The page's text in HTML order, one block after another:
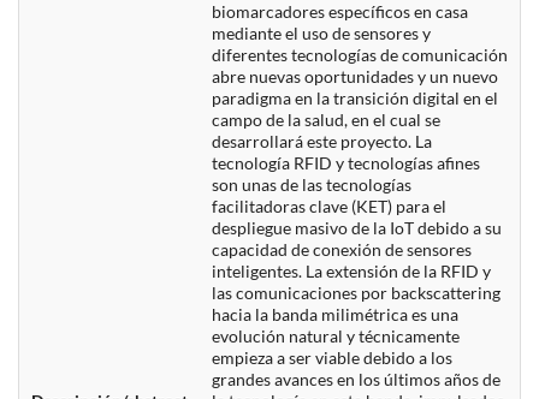
biomarcadores específicos en casa
mediante el uso de sensores y
diferentes tecnologías de comunicación
abre nuevas oportunidades y un nuevo
paradigma en la transición digital en el
campo de la salud, en el cual se
desarrollará este proyecto. La
tecnología RFID y tecnologías afines
son unas de las tecnologías
facilitadoras clave (KET) para el
despliegue masivo de la IoT debido a su
capacidad de conexión de sensores
inteligentes. La extensión de la RFID y
las comunicaciones por backscattering
hacia la banda milimétrica es una
evolución natural y técnicamente
empieza a ser viable debido a los
grandes avances en los últimos años de